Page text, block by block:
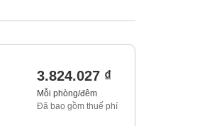
3.824.027 ₫
Mỗi phòng/đêm
Đã bao gồm thuế phí